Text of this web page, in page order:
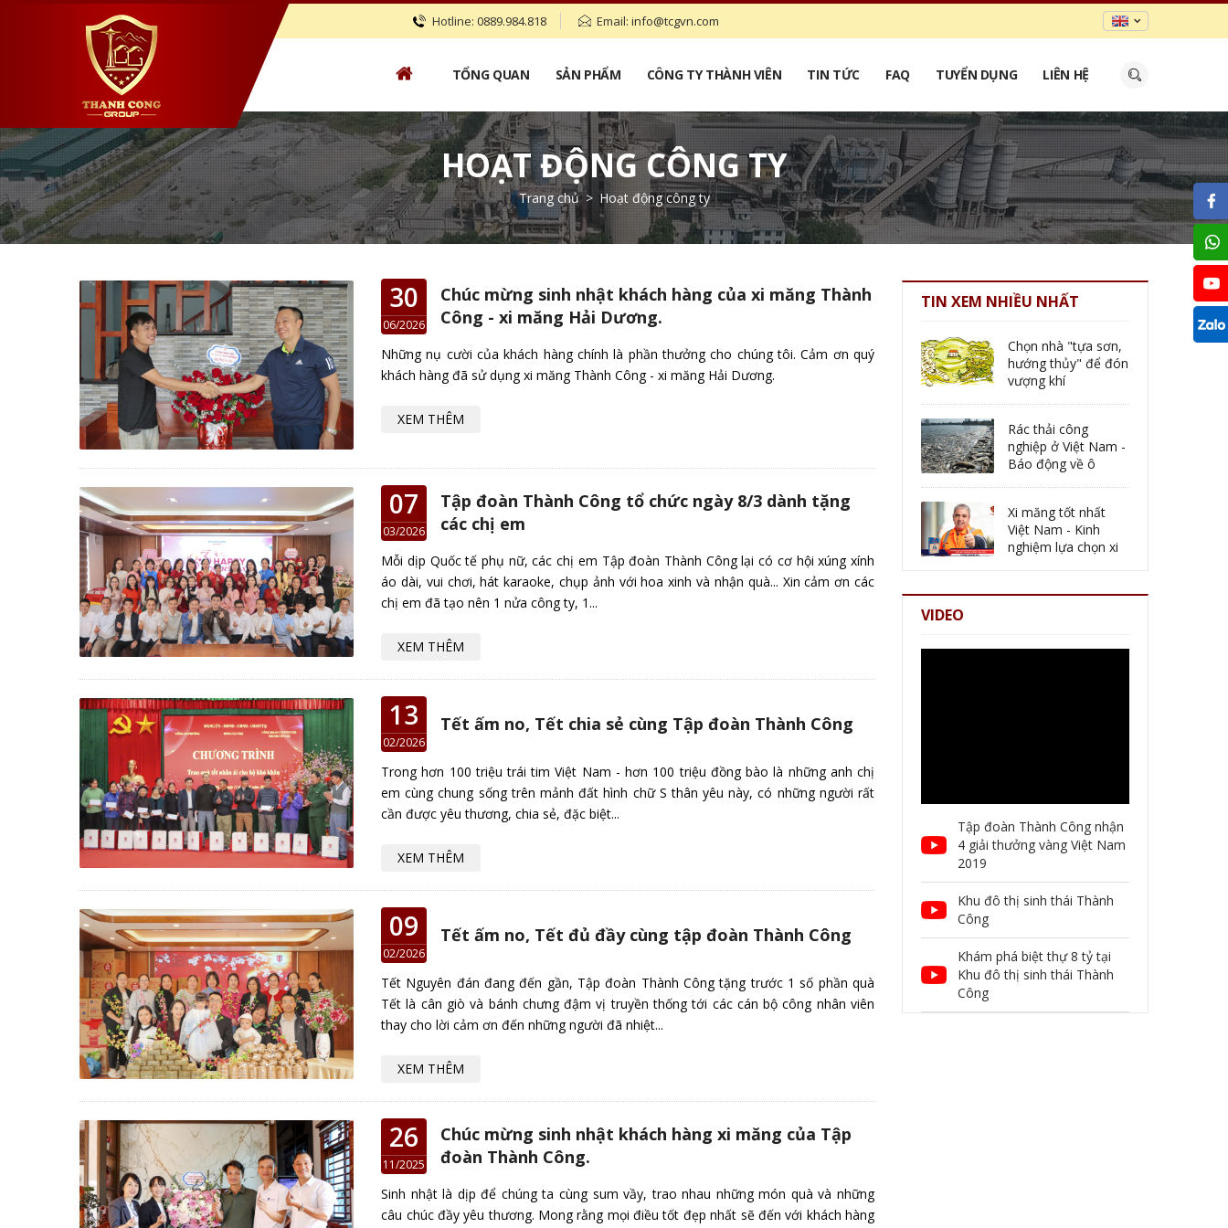
Hotline: 0889.984.818 Email: info@tcgvn.com
TỔNG QUAN SẢN PHẨM CÔNG TY THÀNH VIÊN TIN TỨC FAQ TUYỂN DỤNG LIÊN HỆ
HOẠT ĐỘNG CÔNG TY
Trang chủ > Hoạt động công ty
30
06/2026
Chúc mừng sinh nhật khách hàng của xi măng Thành
Công - xi măng Hải Dương.
Những nụ cười của khách hàng chính là phần thưởng cho chúng tôi. Cảm ơn quý
khách hàng đã sử dụng xi măng Thành Công - xi măng Hải Dương.
XEM THÊM
07
03/2026
Tập đoàn Thành Công tổ chức ngày 8/3 dành tặng
các chị em
Mỗi dịp Quốc tế phụ nữ, các chị em Tập đoàn Thành Công lại có cơ hội xúng xính
áo dài, vui chơi, hát karaoke, chụp ảnh với hoa xinh và nhận quà... Xin cảm ơn các
chị em đã tạo nên 1 nửa công ty, 1...
XEM THÊM
13
02/2026
Tết ấm no, Tết chia sẻ cùng Tập đoàn Thành Công
Trong hơn 100 triệu trái tim Việt Nam - hơn 100 triệu đồng bào là những anh chị
em cùng chung sống trên mảnh đất hình chữ S thân yêu này, có những người rất
cần được yêu thương, chia sẻ, đặc biệt...
XEM THÊM
09
02/2026
Tết ấm no, Tết đủ đầy cùng tập đoàn Thành Công
Tết Nguyên đán đang đến gần, Tập đoàn Thành Công tặng trước 1 số phần quà
Tết là cân giò và bánh chưng đậm vị truyền thống tới các cán bộ công nhân viên
thay cho lời cảm ơn đến những người đã nhiệt...
XEM THÊM
26
11/2025
Chúc mừng sinh nhật khách hàng xi măng của Tập
đoàn Thành Công.
Sinh nhật là dịp để chúng ta cùng sum vầy, trao nhau những món quà và những
câu chúc đầy yêu thương. Mong rằng mọi điều tốt đẹp nhất sẽ đến với khách hàng
TIN XEM NHIỀU NHẤT
Chọn nhà "tựa sơn,
hướng thủy" để đón
vượng khí
Rác thải công
nghiệp ở Việt Nam -
Báo động về ô
Xi măng tốt nhất
Việt Nam - Kinh
nghiệm lựa chọn xi
VIDEO
Tập đoàn Thành Công nhận
4 giải thưởng vàng Việt Nam
2019
Khu đô thị sinh thái Thành
Công
Khám phá biệt thự 8 tỷ tại
Khu đô thị sinh thái Thành
Công